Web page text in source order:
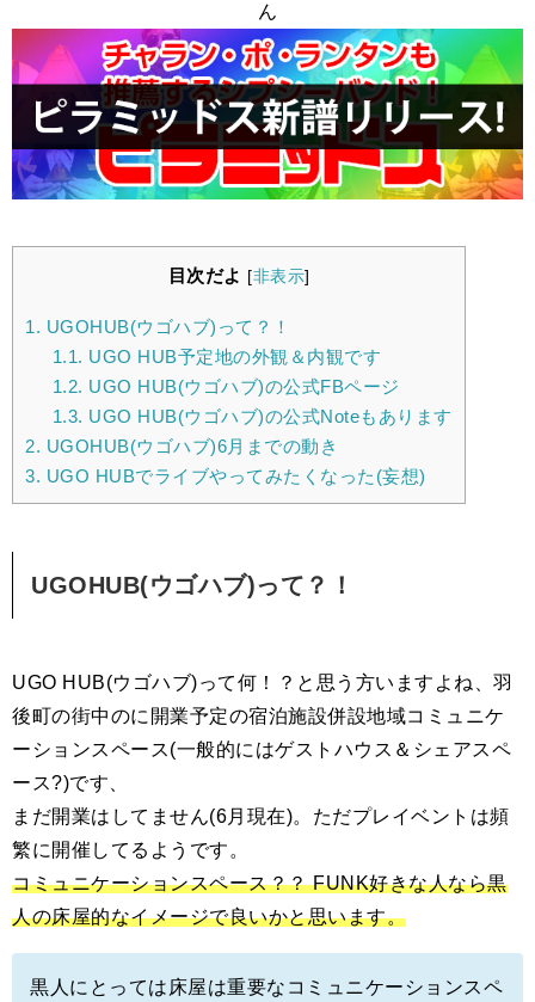
ん
目次だよ [非表示]
1. UGOHUB(ウゴハブ)って？！
1.1. UGO HUB予定地の外観＆内観です
1.2. UGO HUB(ウゴハブ)の公式FBページ
1.3. UGO HUB(ウゴハブ)の公式Noteもあります
2. UGOHUB(ウゴハブ)6月までの動き
3. UGO HUBでライブやってみたくなった(妄想)
UGOHUB(ウゴハブ)って？！
UGO HUB(ウゴハブ)って何！？と思う方いますよね、羽
後町の街中のに開業予定の宿泊施設併設地域コミュニケ
ーションスペース(一般的にはゲストハウス＆シェアスペ
ース?)です、
まだ開業はしてません(6月現在)。ただプレイベントは頻
繁に開催してるようです。
コミュニケーションスペース？？ FUNK好きな人なら黒
人の床屋的なイメージで良いかと思います。
黒人にとっては床屋は重要なコミュニケーションスペ